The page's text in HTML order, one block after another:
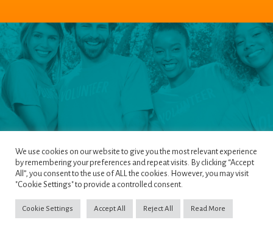
Pages|Privacy Policy|Terms & Conditions
Cookie Policy
Copyright ©2022NETinfo PLC. All Rights Reserved
We use cookies on our website to give you the most relevant experience
by remembering your preferences and repeat visits. By clicking “Accept
All”, you consent to the use of ALL the cookies. However, you may visit
"Cookie Settings" to provide a controlled consent.
Cookie Settings Accept All Reject All Read More